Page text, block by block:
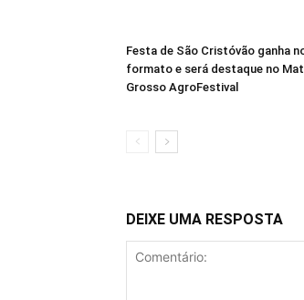
Festa de São Cristóvão ganha
formato e será destaque no
Grosso AgroFestival
DEIXE UMA RESPOSTA